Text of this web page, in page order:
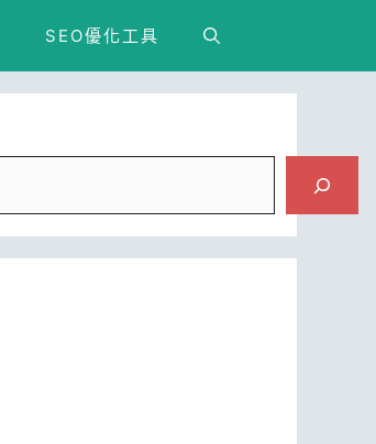
SEO優化工具